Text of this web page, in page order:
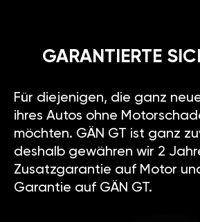
GARANTIERTE
Für diejenigen, die ganz
ihres Autos ohne
möchten. GÄN GT ist ganz
deshalb gewähren wir 2
Zusatzgarantie auf Motor
Garantie auf GÄN GT.